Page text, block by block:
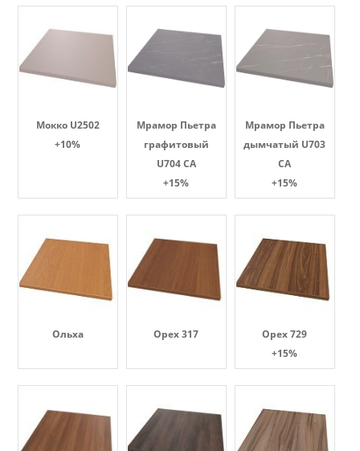
Мокко U2502
+10%
Мрамор Пьетра
графитовый
U704 CA
+15%
Мрамор Пьетра
дымчатый U703
CA
+15%
Ольха Орех 317
Орех 729
+15%